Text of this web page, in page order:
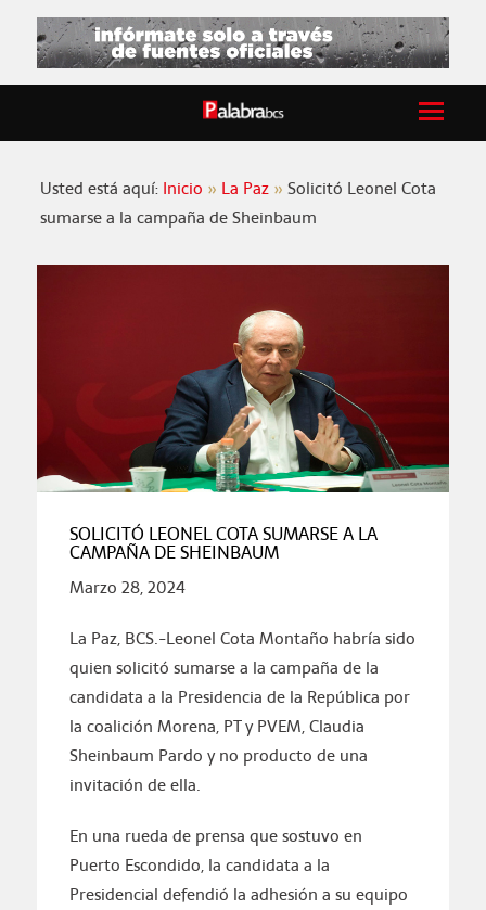
Usted está aquí: Inicio La Paz
Solicitó Leonel Cota
sumarse a la campaña de Sheinbaum
SOLICITÓ LEONEL COTA SUMARSE A LA
CAMPAÑA DE SHEINBAUM
Marzo 28, 2024
La Paz, BCS.-Leonel Cota Montaño habría sido
quien solicitó sumarse a la campaña de la
candidata a la Presidencia de la República por
la coalición Morena, PT y PVEM, Claudia
Sheinbaum Pardo y no producto de una
invitación de ella.
En una rueda de prensa que sostuvo en
Puerto Escondido, la candidata a la
Presidencial defendió la adhesión a su equipo